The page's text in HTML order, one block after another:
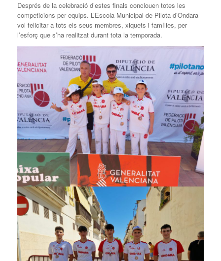
Després de la celebració d’estes finals conclouen totes les
competicions per equips. L’Escola Municipal de Pilota d’Ondara
vol felicitar a tots els seus membres, xiquets i famílies, per
l’esforç que s’ha realitzat durant tota la temporada.